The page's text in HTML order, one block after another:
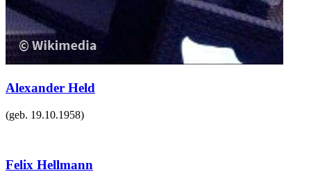
Alexander Held
(geb. 19.10.1958)
Felix Hellmann